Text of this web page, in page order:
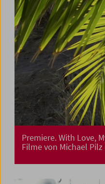
Premiere. With Love,
Filme von Michael